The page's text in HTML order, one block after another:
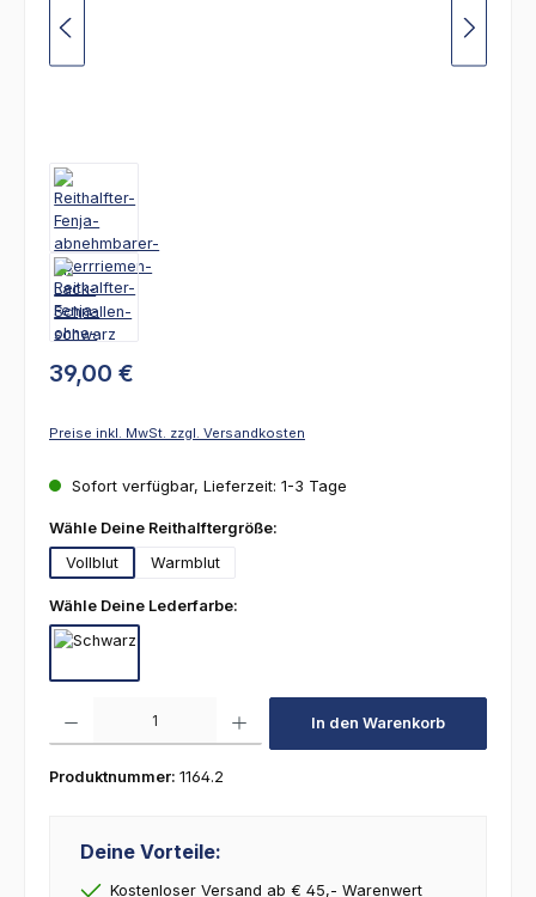
39,00 €
Preise inkl. MwSt. zzgl. Versandkosten
Sofort verfügbar, Lieferzeit: 1-3 Tage
Wähle Deine Reithalftergröße:
Vollblut
Warmblut
Wähle Deine Lederfarbe:
In den Warenkorb
Produktnummer: 1164.2
Deine Vorteile:
Kostenloser Versand ab € 45,- Warenwert